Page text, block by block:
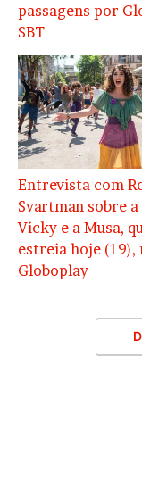
passagens por
SBT
Entrevista com
Svartman sobre
Vicky e a Musa,
estreia hoje (19),
Globoplay